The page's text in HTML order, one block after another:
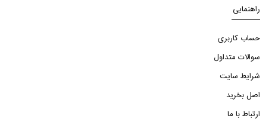
راهنمایی
حساب کاربری
سوالات متداول
شرایط سایت
اصل بخرید
ارتباط با ما